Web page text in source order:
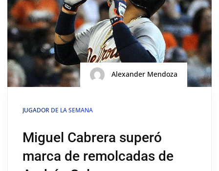
Alexander Mendoza
JUGADOR DE LA SEMANA
Miguel Cabrera superó
marca de remolcadas de